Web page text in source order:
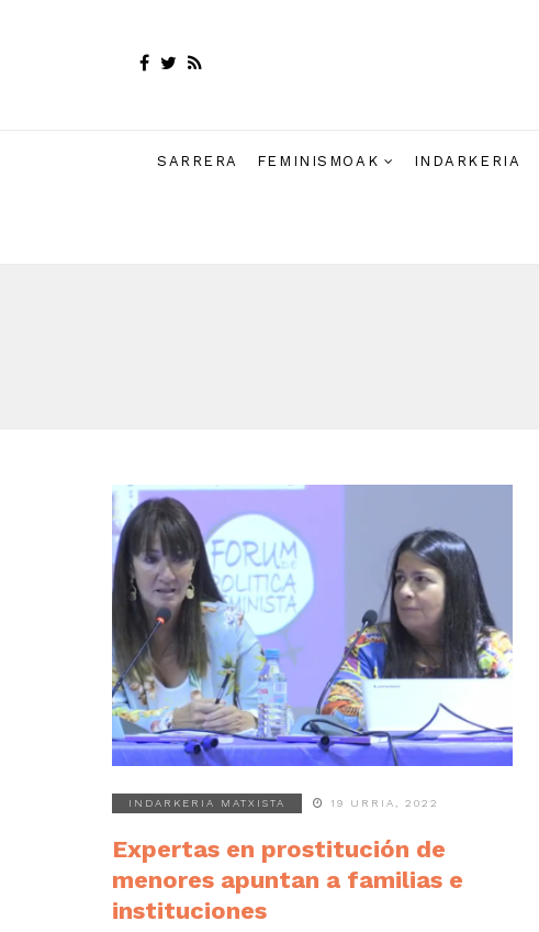
SARRERA FEMINISMOAK INDARKERIA
INDARKERIA MATXISTA 19 URRIA, 2022
Expertas en prostitución de
menores apuntan a familias e
instituciones